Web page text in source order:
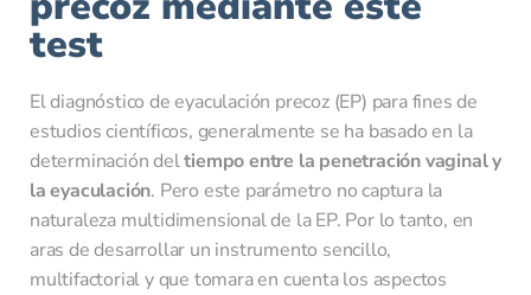
test
El diagnóstico de eyaculación precoz (EP) para fines de
estudios científicos, generalmente se ha basado en la
determinación deltiempo entre la penetración vaginal y
la eyaculación. Pero este parámetro no captura la
naturaleza multidimensional de la EP. Por lo tanto, en
aras de desarrollar un instrumento sencillo,
multifactorial y que tomara en cuenta los aspectos